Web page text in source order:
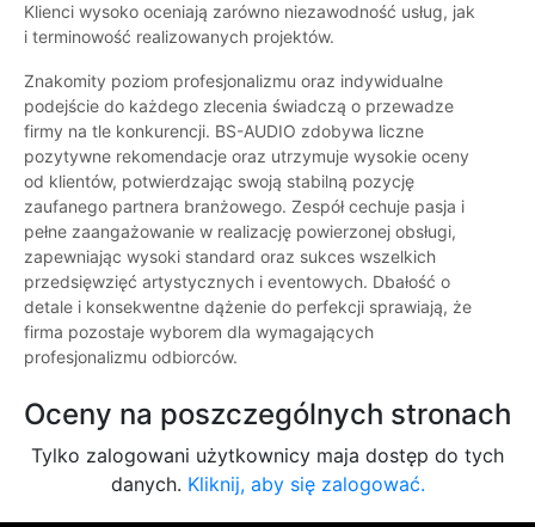
Klienci wysoko oceniają zarówno niezawodność usług, jak
i terminowość realizowanych projektów.
Znakomity poziom profesjonalizmu oraz indywidualne
podejście do każdego zlecenia świadczą o przewadze
firmy na tle konkurencji. BS-AUDIO zdobywa liczne
pozytywne rekomendacje oraz utrzymuje wysokie oceny
od klientów, potwierdzając swoją stabilną pozycję
zaufanego partnera branżowego. Zespół cechuje pasja i
pełne zaangażowanie w realizację powierzonej obsługi,
zapewniając wysoki standard oraz sukces wszelkich
przedsięwzięć artystycznych i eventowych. Dbałość o
detale i konsekwentne dążenie do perfekcji sprawiają, że
firma pozostaje wyborem dla wymagających
profesjonalizmu odbiorców.
Oceny na poszczególnych stronach
Tylko zalogowani użytkownicy maja dostęp do tych
danych. Kliknij, aby się zalogować.